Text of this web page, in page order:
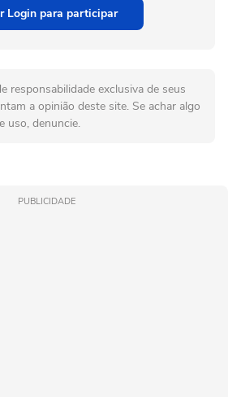
Login para participar
responsabilidade exclusiva de seus
a opinião deste site. Se achar algo
uso, denuncie.
PUBLICIDADE